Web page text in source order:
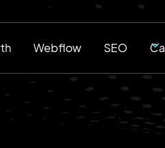
Webflow SEO